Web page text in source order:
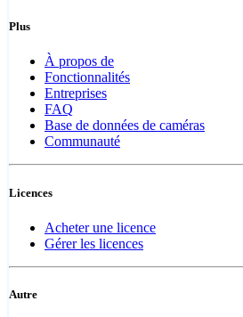
Plus
À propos de
Fonctionnalités
Entreprises
FAQ
Base de données de caméras
Communauté
Licences
Acheter une licence
Gérer les licences
Autre